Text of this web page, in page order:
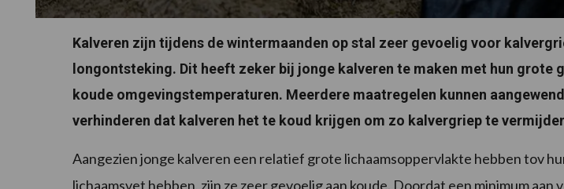
Kalveren zijn tijdens de wintermaanden op stal zeer gevoelig voor
longontsteking. Dit heeft zeker bij jonge kalveren te maken met hun grote
koude omgevingstemperaturen. Meerdere maatregelen kunnen
verhinderen dat kalveren het te koud krijgen om zo kalvergriep te
Aangezien jonge kalveren een relatief grote lichaamsoppervlakte hebben tov
lichaamsvet hebben, zijn ze zeer gevoelig aan koude. Doordat een minimum aan